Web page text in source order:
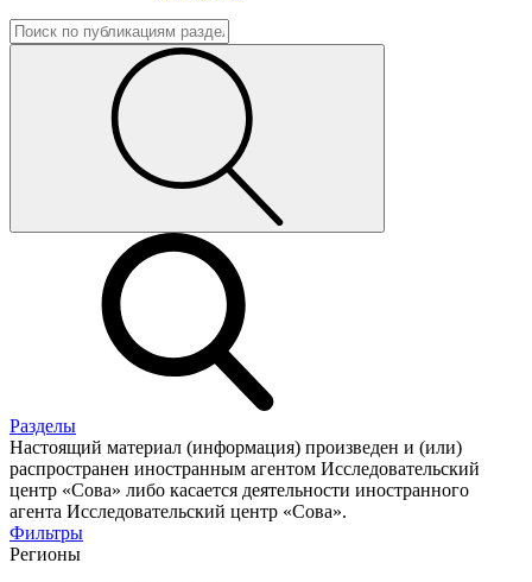
Разделы
Настоящий материал (информация) произведен и (или)
распространен иностранным агентом Исследовательский
центр «Сова» либо касается деятельности иностранного
агента Исследовательский центр «Сова».
Фильтры
Регионы